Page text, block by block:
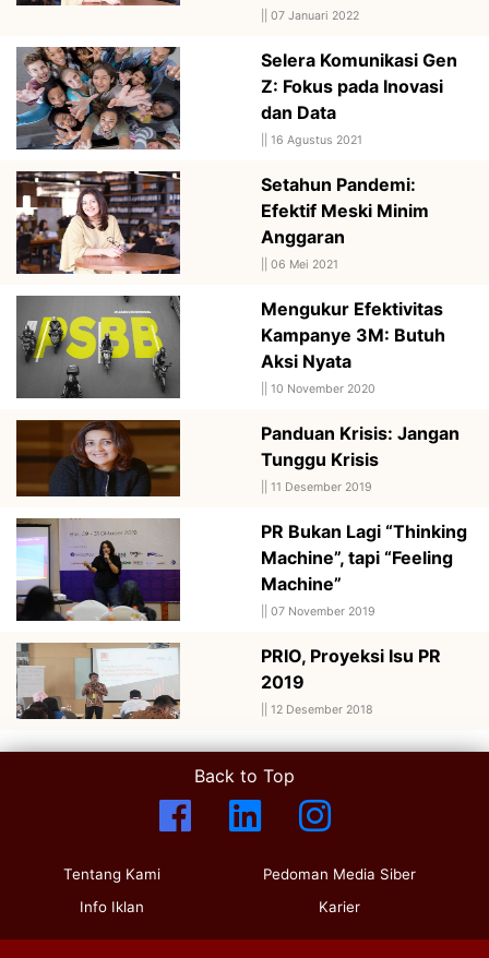
07 Januari 2022
Selera Komunikasi Gen
Z: Fokus pada Inovasi
dan Data
16 Agustus 2021
Setahun Pandemi:
Efektif Meski Minim
Anggaran
06 Mei 2021
Mengukur Efektivitas
Kampanye 3M: Butuh
Aksi Nyata
10 November 2020
Panduan Krisis: Jangan
Tunggu Krisis
11 Desember 2019
PR Bukan Lagi “Thinking
Machine”, tapi “Feeling
Machine”
07 November 2019
PRIO, Proyeksi Isu PR
2019
12 Desember 2018
Back to Top
Tentang Kami
Info Iklan
Pedoman Media Siber
Karier